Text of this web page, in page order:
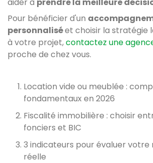
Pour bénéficier d'un
personnaliséet choisir la stratégie
à votre projet,contactez une
proche de chez vous.
Location vide ou meublée :
fondamentaux en 2026
Fiscalité immobilière : choisir
fonciers et BIC
3 indicateurs pour évaluer
réelle